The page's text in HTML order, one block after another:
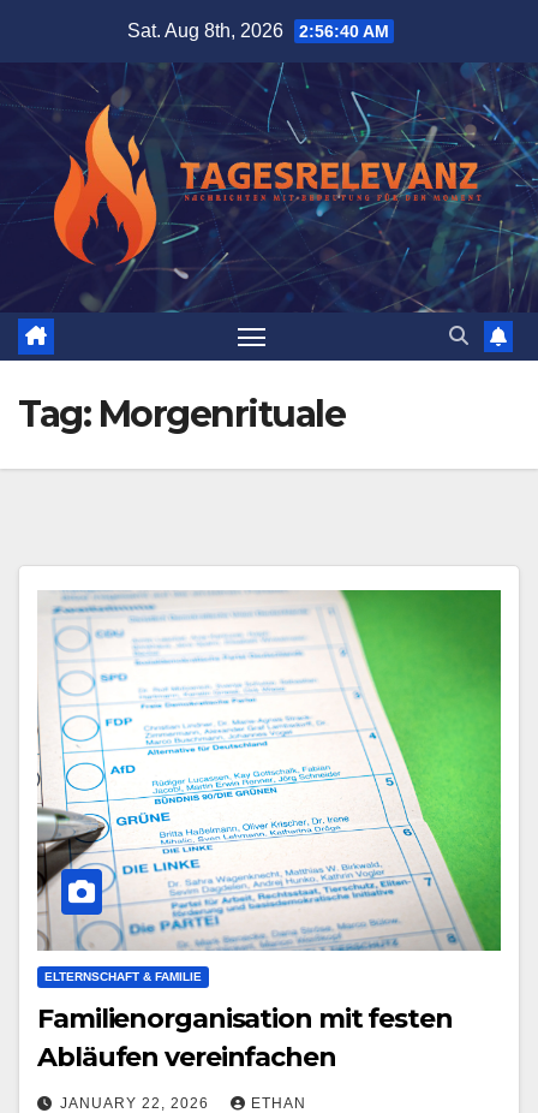
content
Sat. Aug 8th, 2026 2:56:41 AM
Tag: Morgenrituale
ELTERNSCHAFT & FAMILIE
Familienorganisation mit festen
Abläufen vereinfachen
JANUARY 22, 2026 ETHAN